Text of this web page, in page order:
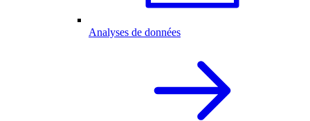
Analyses de données